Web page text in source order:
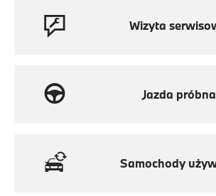
Wizyta
Jazda próbna
Samochody